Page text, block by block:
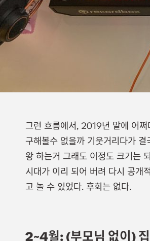
그런 흐름에서, 2019년 말에 어
구해볼수 없을까 기웃거리다가
왕 하는거 그래도 이정도 크기는
시대가 이리 되어 버려 다시 공개
고 놀 수 있었다. 후회는 없다.
2~4월: (부모님 없이)